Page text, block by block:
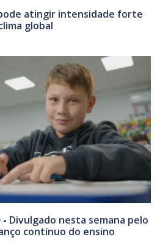
atingir intensidade forte
global
- Divulgado nesta semana pelo
contínuo do ensino